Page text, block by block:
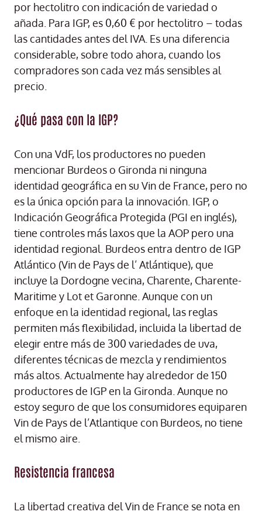
por hectolitro con indicación de variedad o
añada. Para IGP, es 0,60 € por hectolitro – todas
las cantidades antes del IVA. Es una diferencia
considerable, sobre todo ahora, cuando los
compradores son cada vez más sensibles al
precio.
¿Qué pasa con la IGP?
Con una VdF, los productores no pueden
mencionar Burdeos o Gironda ni ninguna
identidad geográfica en su Vin de France, pero no
es la única opción para la innovación. IGP, o
Indicación Geográfica Protegida (PGI en inglés),
tiene controles más laxos que la AOP pero una
identidad regional. Burdeos entra dentro de IGP
Atlántico (Vin de Pays de l’ Atlántique), que
incluye la Dordogne vecina, Charente, Charente-
Maritime y Lot et Garonne. Aunque con un
enfoque en la identidad regional, las reglas
permiten más flexibilidad, incluida la libertad de
elegir entre más de 300 variedades de uva,
diferentes técnicas de mezcla y rendimientos
más altos. Actualmente hay alrededor de 150
productores de IGP en la Gironda. Aunque no
estoy seguro de que los consumidores equiparen
Vin de Pays de l’Atlantique con Burdeos, no tiene
el mismo aire.
Resistencia francesa
La libertad creativa del Vin de France se nota en